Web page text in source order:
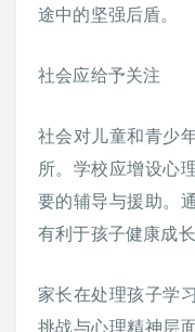
途中的坚强后盾。
社会应给予关注
社会对儿童和青少
所。学校应增设心
要的辅导与援助。
有利于孩子健康成长
家长在处理孩子学
挑战与心理精神层